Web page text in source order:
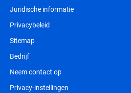
Juridische informatie
Privacybeleid
Sitemap
Bedrijf
Neem contact op
Privacy-instellingen